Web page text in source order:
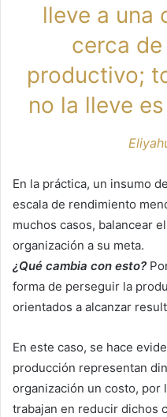
lleve a una
cerca
productivo;
no la lleve
En la práctica, un insumo
escala de rendimiento
muchos casos, balancear
organización a su meta.
¿Qué cambia con esto?
forma de perseguir la
orientados a alcanzar
En este caso, se hace
producción representan
organización un costo, por
trabajan en reducir dichos